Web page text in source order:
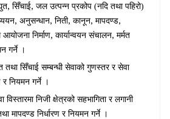
, सिँचाई, जल उत्पन्न प्रकोप (नदि तथा पहिरो)
, अनुसन्धान, निती, कानून, मापदण्ड,
निर्माण, कार्यान्वयन संचालन, मर्मत
गर्ने ।
तथा सिँचाई सम्बन्धी सेवाको गुणस्तर र सेवा
नियमन गर्ने ।
विस्तारमा निजी क्षेत्रको सहभागिता र लगानी
मापदण्ड निर्धारण र नियमन गर्ने ।